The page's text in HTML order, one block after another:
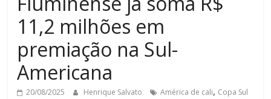
11,2 milhões em
premiação na Sul-
Americana
20/08/2025 Henrique Salvato América de cali, Copa Sul